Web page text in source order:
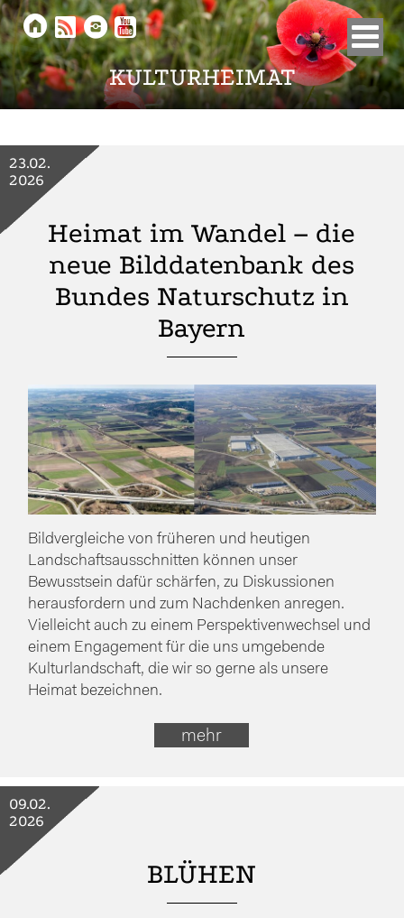
KULTURHEIMAT
    
Heimat im Wandel – die
neue Bilddatenbank des
Bundes Naturschutz in
Bayern
23.02.
2026
Bildvergleiche von früheren und heutigen
Landschaftsausschnitten können unser
Bewusstsein dafür schärfen, zu Diskussionen
herausfordern und zum Nachdenken anregen.
Vielleicht auch zu einem Perspektivenwechsel und
einem Engagement für die uns umgebende
Kulturlandschaft, die wir so gerne als unsere
Heimat bezeichnen.
mehr
BLÜHEN
09.02.
2026